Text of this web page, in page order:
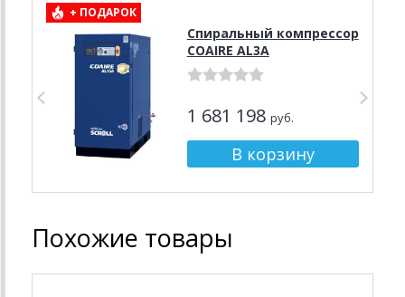
+ ПОДАРОК
Спиральный компрессор
COAIRE AL3А
1 681 198 руб.
Похожие товары